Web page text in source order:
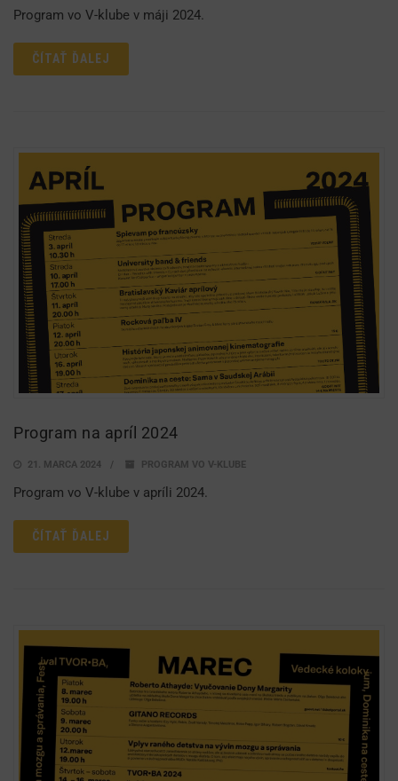
Program vo V-klube v máji 2024.
ČÍTAŤ ĎALEJ
Program na apríl 2024
21. MARCA 2024 PROGRAM VO V-KLUBE
Program vo V-klube v apríli 2024.
ČÍTAŤ ĎALEJ